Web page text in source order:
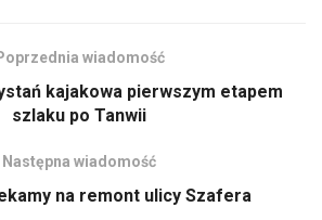
wiadomość
kajakowa pierwszym etapem
szlaku po Tanwii
Następna wiadomość
na remont ulicy Szafera